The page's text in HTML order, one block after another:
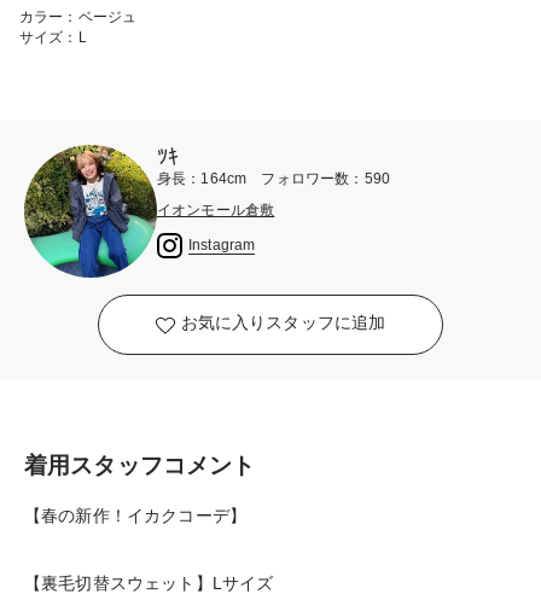
カラー：ベージュ
サイズ：L
ﾂｷ
身長：164cm フォロワー数：590
イオンモール倉敷
Instagram
お気に入りスタッフに追加
着用スタッフコメント
【春の新作！イカクコーデ】
【裏毛切替スウェット】Lサイズ